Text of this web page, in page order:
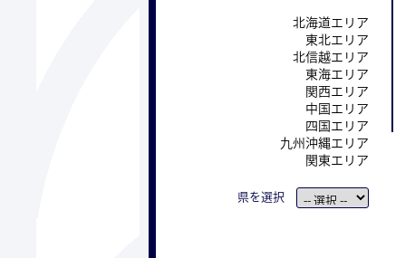
北海道エリア
東北エリア
北信越エリア
東海エリア
関西エリア
中国エリア
四国エリア
九州沖縄エリア
関東エリア
県を選択